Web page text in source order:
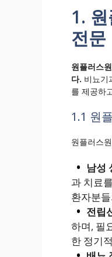
1.
전문
원플러스
다. 비뇨기
를 제공하
1.1 원
원플러스
남성
과 치료
환자분
전립
하며, 필
한 정기